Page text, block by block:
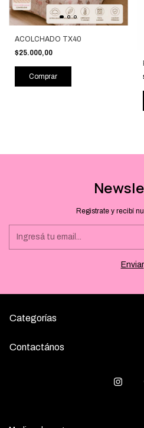
ACOLCHADO TX40
$25.000,00
Comprar
Registrate y recibí
Categorías
Contactános